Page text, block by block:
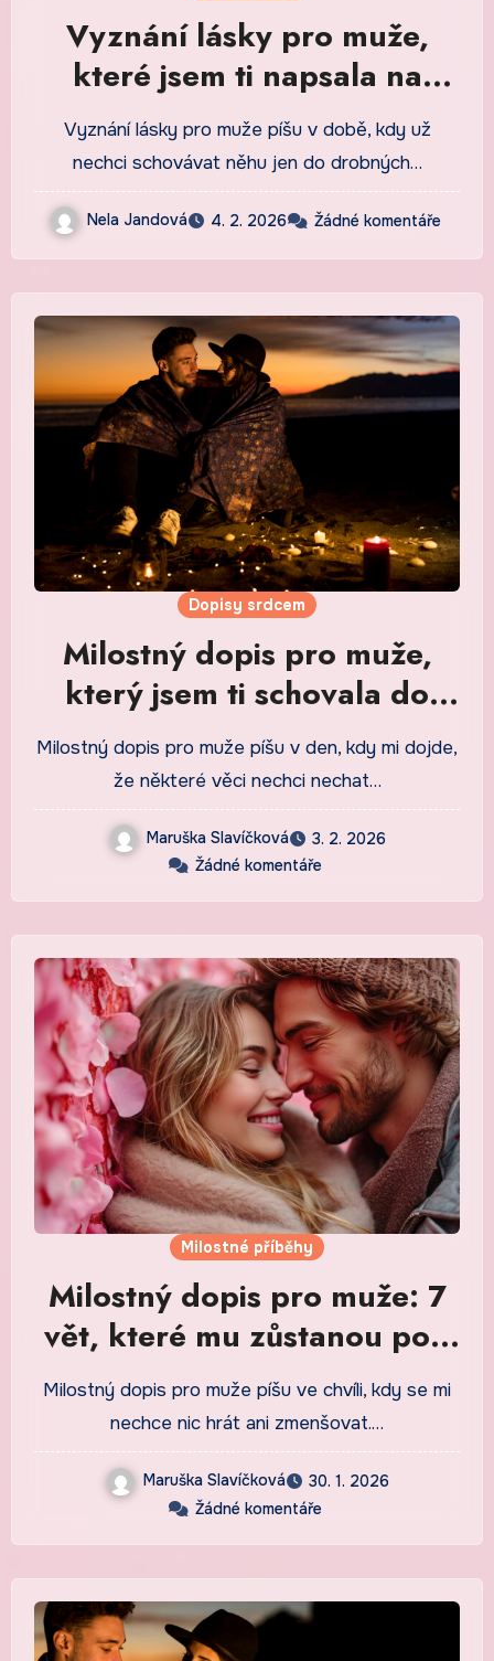
Vyznání lásky pro muže,
které jsem ti napsala na
lístek do peněženky
Vyznání lásky pro muže píšu v době, kdy už
nechci schovávat něhu jen do drobných…
Nela Jandová 4. 2. 2026 Žádné komentáře
Dopisy srdcem
Milostný dopis pro muže,
který jsem ti schovala do
knihy na nočním stolku
Milostný dopis pro muže píšu v den, kdy mi dojde,
že některé věci nechci nechat…
Maruška Slavíčková
3. 2. 2026
Žádné komentáře
Milostné příběhy
Milostný dopis pro muže: 7
vět, které mu zůstanou pod
kůží
Milostný dopis pro muže píšu ve chvíli, kdy se mi
nechce nic hrát ani zmenšovat.…
Maruška Slavíčková
30. 1. 2026
Žádné komentáře